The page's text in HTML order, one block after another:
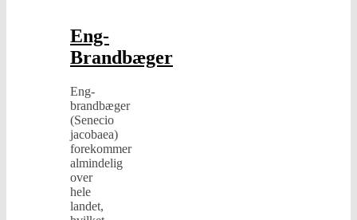
Eng-
Brandbæger
Eng-
brandbæger
(Senecio
jacobaea)
forekommer
almindelig
over
hele
landet,